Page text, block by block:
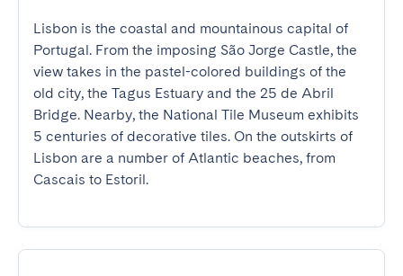
Lisbon is the coastal and mountainous capital of
Portugal. From the imposing São Jorge Castle, the
view takes in the pastel-colored buildings of the
old city, the Tagus Estuary and the 25 de Abril
Bridge. Nearby, the National Tile Museum exhibits
5 centuries of decorative tiles. On the outskirts of
Lisbon are a number of Atlantic beaches, from
Cascais to Estoril.